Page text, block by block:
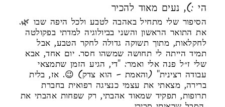
הי :), נעים מאוד להכיר
הסיפור שלי מתחיל באהבה לטבע ולכל היפה שבו 🌿.
את התואר הראשון והשני בביולוגיה למדתי בפקולטה
לחקלאות, מתוך תשוקה גדולה לחקר הטבע, אבל
תמיד הייתה לי תחושה שמשהו חסר. יום אחד, אבא
שלי ז״ל פנה אלי ואמר: "די, הגיע הזמן שתמצאי
עבודה רצינית" (והאמת – הוא צדק) 😉. אז, בלית
ברירה, מצאתי את עצמי כנציגה רפואית בחברת
תרופות, תפקיד שמאוד אהבתי, רק שפחות אהבתי את